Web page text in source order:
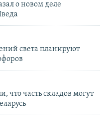
о новом деле
света планируют
часть складов могут